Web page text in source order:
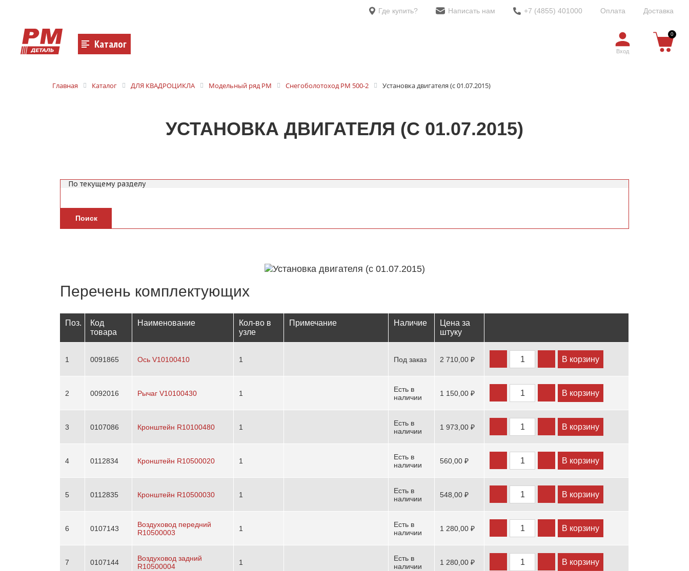
Где купить? Написать нам +7 (4855) 401000 Оплата Доставка
Каталог
Вход
0
Главная Каталог ДЛЯ КВАДРОЦИКЛА Модельный ряд РМ Снегоболотоход РМ 500-2 Установка двигателя (с 01.07.2015)
УСТАНОВКА ДВИГАТЕЛЯ (С 01.07.2015)
Поиск
Перечень комплектующих
Поз.
Код
товара
Наименование
Кол-во в
узле
Примечание Наличие
Цена за
штуку
1 0091865 Ось V10100410 1 Под заказ 2 710,00 ₽ В корзину
2 0092016 Рычаг V10100430 1
Есть в
наличии
1 150,00 ₽ В корзину
3 0107086 Кронштейн R10100480 1
Есть в
наличии
1 973,00 ₽ В корзину
4 0112834 Кронштейн R10500020 1
Есть в
наличии
560,00 ₽ В корзину
5 0112835 Кронштейн R10500030 1
Есть в
наличии
548,00 ₽ В корзину
6 0107143
Воздуховод передний
R10500003
1
Есть в
наличии
1 280,00 ₽ В корзину
7 0107144
Воздуховод задний
R10500004
1
Есть в
наличии
1 280,00 ₽ В корзину